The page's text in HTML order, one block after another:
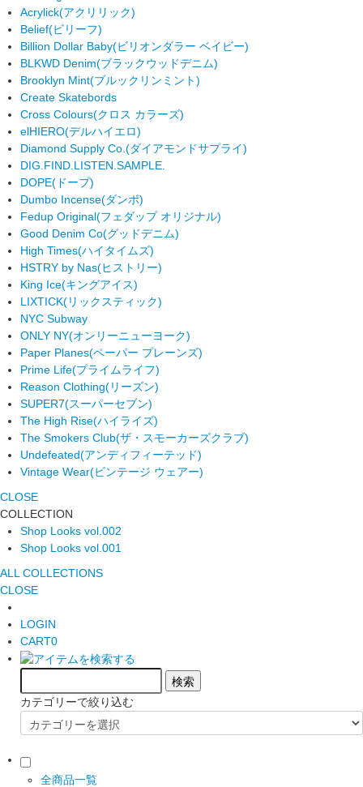
Acrylick(アクリリック)
Belief(ビリーフ)
Billion Dollar Baby(ビリオンダラー ベイビー)
BLKWD Denim(ブラックウッドデニム)
Brooklyn Mint(ブルックリンミント)
Create Skatebords
Cross Colours(クロス カラーズ)
elHIERO(デルハイエロ)
Diamond Supply Co. (ダイアモンドサプライ)
DIG.FIND.LISTEN.SAMPLE.
DOPE(ドープ)
Dumbo Incense(ダンボ)
Fedup Original(フェダップ オリジナル)
Good Denim Co(グッドデニム)
High Times(ハイタイムズ)
HSTRY by Nas(ヒストリー)
King Ice(キングアイス)
LIXTICK(リックスティック)
NYC Subway
ONLY NY(オンリーニューヨーク)
Paper Planes(ペーパー プレーンズ)
Prime Life(プライムライフ)
Reason Clothing(リーズン)
SUPER7(スーパーセブン)
The High Rise(ハイライズ)
The Smokers Club(ザ・スモーカーズクラブ)
Undefeated(アンディフィーテッド)
Vintage Wear(ビンテージ ウェアー)
CLOSE
COLLECTION
Shop Looks vol.002
Shop Looks vol.001
ALL COLLECTIONS
CLOSE
LOGIN
CART0
カテゴリーで絞り込む
全商品一覧